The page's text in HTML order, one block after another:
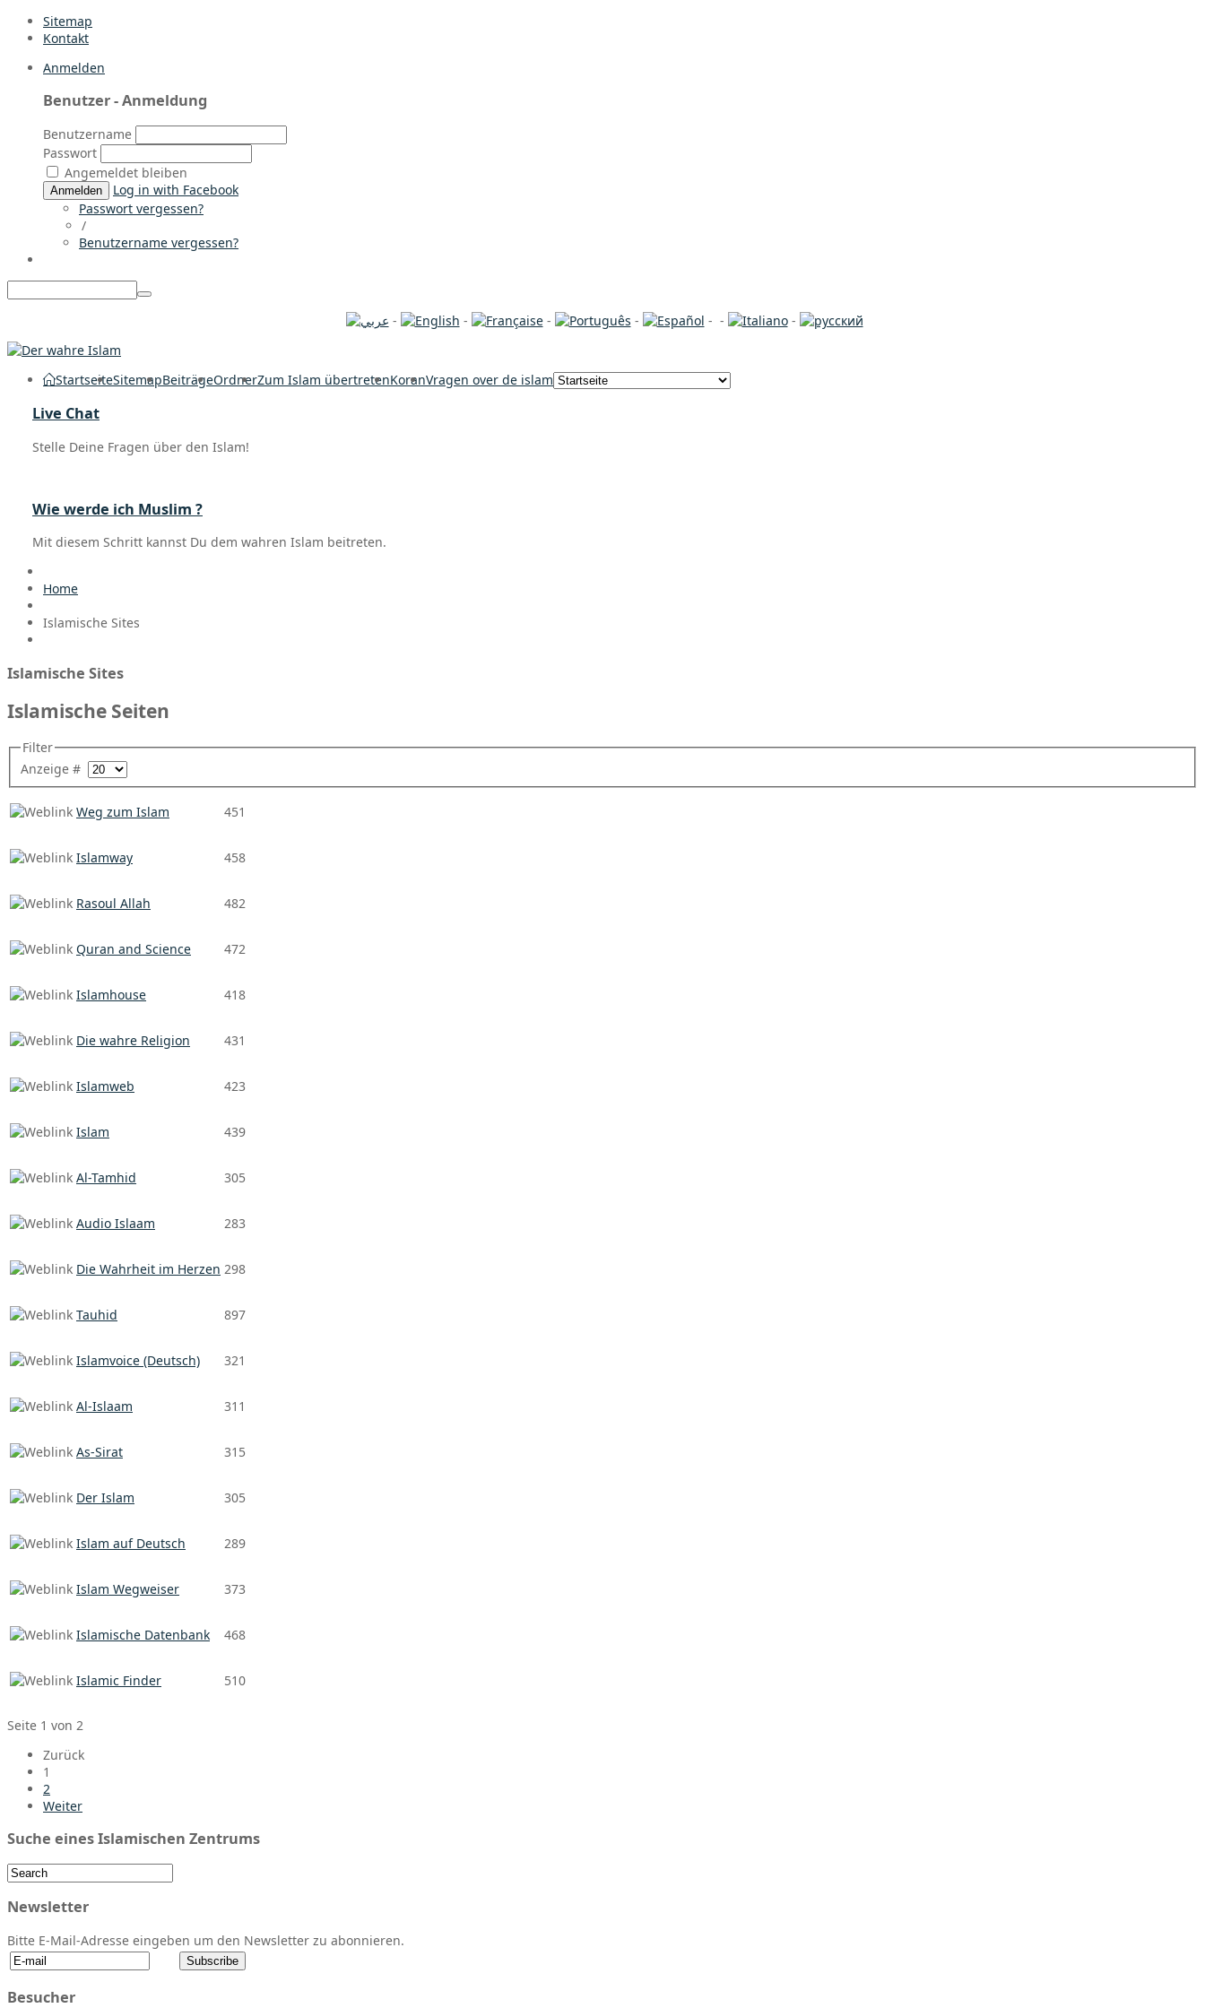
Sitemap
Kontakt
Anmelden
Benutzer - Anmeldung
Benutzername
Passwort
Angemeldet bleiben
Anmelden
Log in with Facebook
Passwort vergessen?
/
Benutzername vergessen?
- - - - - - -
StartseiteSitemapBeiträgeOrdnerZum Islam übertretenKoranVragen over de islam
Live Chat
Stelle Deine Fragen über den Islam!
Wie werde ich Muslim ?
Mit diesem Schritt kannst Du dem wahren Islam beitreten.
Home
Islamische Sites
Islamische Sites
Islamische Seiten
Filter
Anzeige #
Weg zum Islam 451
Islamway 458
Rasoul Allah 482
Quran and Science 472
Islamhouse 418
Die wahre Religion 431
Islamweb 423
Islam 439
Al-Tamhid 305
Audio Islaam 283
Die Wahrheit im Herzen 298
Tauhid 897
Islamvoice (Deutsch) 321
Al-Islaam 311
As-Sirat 315
Der Islam 305
Islam auf Deutsch 289
Islam Wegweiser 373
Islamische Datenbank 468
Islamic Finder 510
Seite 1 von 2
Zurück
1
2
Weiter
Suche eines Islamischen Zentrums
Newsletter
Bitte E-Mail-Adresse eingeben um den Newsletter zu abonnieren.
Besucher